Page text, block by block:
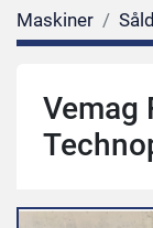
Maskiner Såld
Vemag